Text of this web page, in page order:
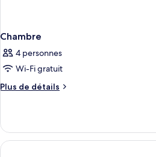
Chambre
4 personnes
Wi-Fi gratuit
Plus de détails
Plus
le
type
de